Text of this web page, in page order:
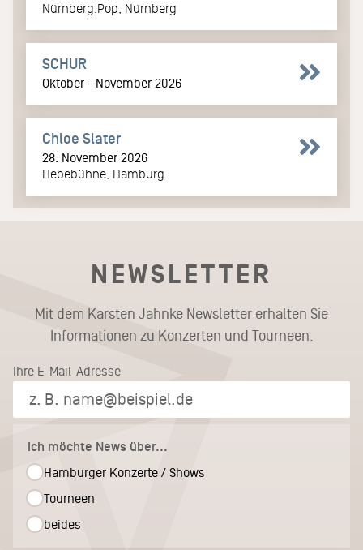
Nürnberg.Pop, Nürnberg
SCHUR
Oktober - November 2026
Chloe Slater
28. November 2026
Hebebühne, Hamburg
NEWSLETTER
Mit dem Karsten Jahnke Newsletter erhalten Sie
Informationen zu Konzerten und Tourneen.
Ihre E-Mail-Adresse
Ich möchte News über...
Hamburger Konzerte / Shows
Tourneen
beides